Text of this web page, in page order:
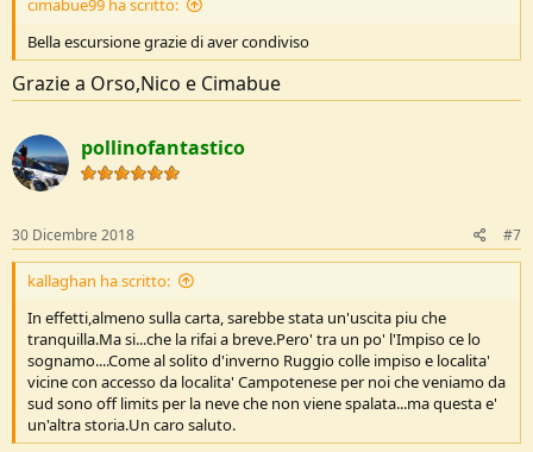
cimabue99 ha scritto:
Bella escursione grazie di aver condiviso
Grazie a Orso,Nico e Cimabue
pollinofantastico
30 Dicembre 2018 #7
kallaghan ha scritto:
In effetti,almeno sulla carta, sarebbe stata un'uscita piu che
tranquilla.Ma si...che la rifai a breve.Pero' tra un po' l'Impiso ce lo
sognamo....Come al solito d'inverno Ruggio colle impiso e localita'
vicine con accesso da localita' Campotenese per noi che veniamo da
sud sono off limits per la neve che non viene spalata...ma questa e'
un'altra storia.Un caro saluto.